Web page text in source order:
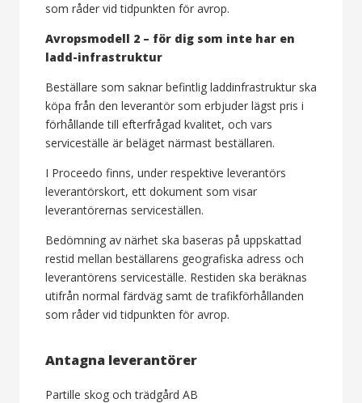
som råder vid tidpunkten för avrop.
Avropsmodell 2 – för dig som inte har en
ladd-infrastruktur
Beställare som saknar befintlig laddinfrastruktur ska
köpa från den leverantör som erbjuder lägst pris i
förhållande till efterfrågad kvalitet, och vars
serviceställe är beläget närmast beställaren.
I Proceedo finns, under respektive leverantörs
leverantörskort, ett dokument som visar
leverantörernas serviceställen.
Bedömning av närhet ska baseras på uppskattad
restid mellan beställarens geografiska adress och
leverantörens serviceställe. Restiden ska beräknas
utifrån normal färdväg samt de trafikförhållanden
som råder vid tidpunkten för avrop.
Antagna leverantörer
Partille skog och trädgård AB